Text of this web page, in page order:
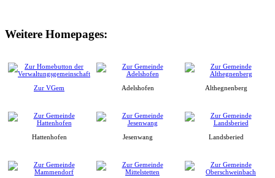
Weitere Homepages:
Zur VGem Adelshofen Althegnenberg
Hattenhofen Jesenwang Landsberied